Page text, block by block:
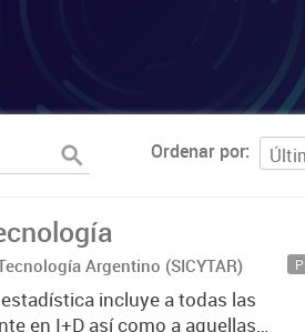
Ordenar por
Argentino (SICYTAR)
incluye a todas las
en I+D así como a aquellas